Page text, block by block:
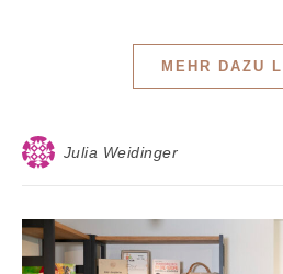
MEHR DAZU
Julia Weidinger